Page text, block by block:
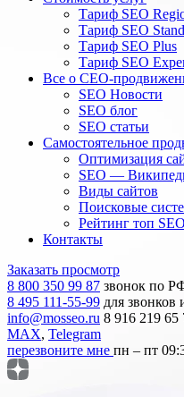
Тариф SEO
Тариф SEO
Тариф SEO Plus
Тариф SEO
Все о СЕО-
SEO Новости
SEO блог
SEO статьи
Самостоятельное
Оптимизация
SEO —
Виды сайтов
Поисковые
Рейтинг топ SEO
Контакты
Заказать просмотр
8 800 350 99 87 звонок по
8 495 111-55-99 для
info@mosseo.ru 8 916 219 65
MAX, Telegram
перезвоните мне пн – пт